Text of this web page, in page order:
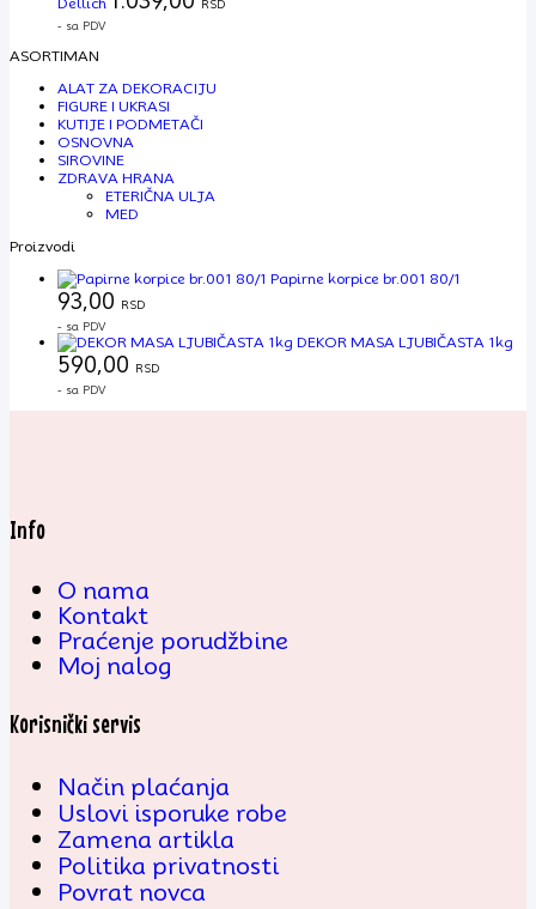
RSD
- sa PDV
ASORTIMAN
ALAT ZA DEKORACIJU
FIGURE I UKRASI
KUTIJE I PODMETAČI
OSNOVNA
SIROVINE
ZDRAVA HRANA
ETERIČNA ULJA
MED
Proizvodi
Papirne korpice br.001 80/1
93,00
RSD
- sa PDV
DEKOR MASA LJUBIČASTA 1kg
590,00
RSD
- sa PDV
Info
O nama
Kontakt
Praćenje porudžbine
Moj nalog
Korisnički servis
Način plaćanja
Uslovi isporuke robe
Zamena artikla
Politika privatnosti
Povrat novca